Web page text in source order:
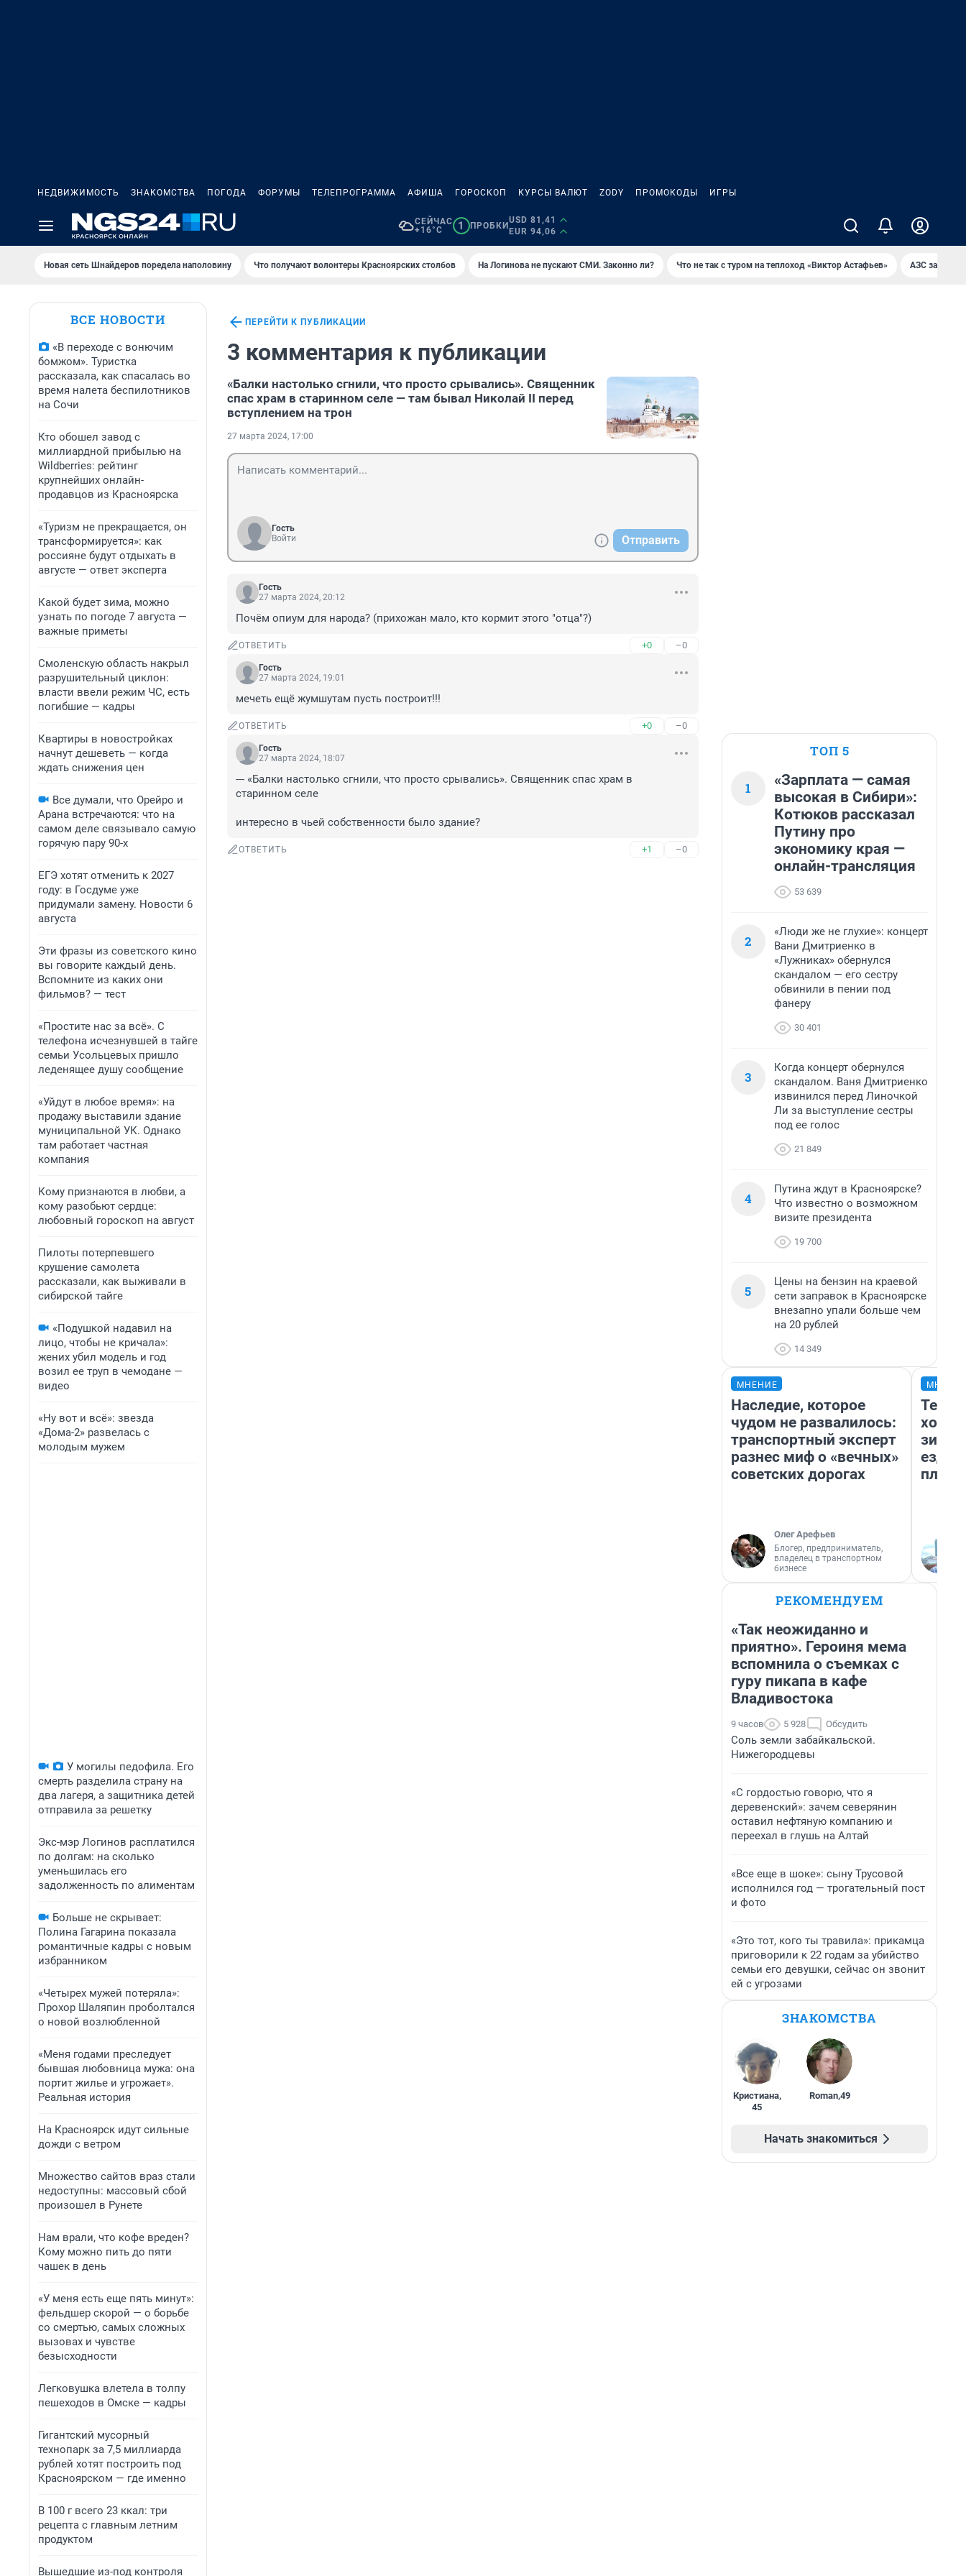
НЕДВИЖИМОСТЬ ЗНАКОМСТВА ПОГОДА ФОРУМЫ ТЕЛЕПРОГРАММА АФИША ГОРОСКОП КУРСЫ ВАЛЮТ ZODY ПРОМОКОДЫ ИГРЫ
СЕЙЧАС
+16°C
1 ПРОБКИ
USD 81,41
EUR 94,06
Новая сеть Шнайдеров поредела наполовину Что получают волонтеры Красноярских столбов На Логинова не пускают СМИ. Законно ли? Что не так с туром на теплоход «Виктор Астафьев» AЗС
ВСЕ НОВОСТИ
«В переходе с вонючим
бомжом». Туристка
рассказала, как спасалась во
время налета беспилотников
на Сочи
Кто обошел завод с
миллиардной прибылью на
Wildberries: рейтинг
крупнейших онлайн-
продавцов из Красноярска
«Туризм не прекращается, он
трансформируется»: как
россияне будут отдыхать в
августе — ответ эксперта
Какой будет зима, можно
узнать по погоде 7 августа —
важные приметы
Смоленскую область накрыл
разрушительный циклон:
власти ввели режим ЧС, есть
погибшие — кадры
Квартиры в новостройках
начнут дешеветь — когда
ждать снижения цен
Все думали, что Орейро и
Арана встречаются: что на
самом деле связывало самую
горячую пару 90-х
ЕГЭ хотят отменить к 2027
году: в Госдуме уже
придумали замену. Новости 6
августа
Эти фразы из советского кино
вы говорите каждый день.
Вспомните из каких они
фильмов? — тест
«Простите нас за всё». С
телефона исчезнувшей в тайге
семьи Усольцевых пришло
леденящее душу сообщение
«Уйдут в любое время»: на
продажу выставили здание
муниципальной УК. Однако
там работает частная
компания
Кому признаются в любви, а
кому разобьют сердце:
любовный гороскоп на август
Пилоты потерпевшего
крушение самолета
рассказали, как выживали в
сибирской тайге
«Подушкой надавил на
лицо, чтобы не кричала»:
жених убил модель и год
возил ее труп в чемодане —
видео
«Ну вот и всё»: звезда
«Дома-2» развелась с
молодым мужем
У могилы педофила. Его
смерть разделила страну на
два лагеря, а защитника детей
отправила за решетку
Экс-мэр Логинов расплатился
по долгам: на сколько
уменьшилась его
задолженность по алиментам
Больше не скрывает:
Полина Гагарина показала
романтичные кадры с новым
избранником
«Четырех мужей потеряла»:
Прохор Шаляпин проболтался
о новой возлюбленной
«Меня годами преследует
бывшая любовница мужа: она
портит жилье и угрожает».
Реальная история
На Красноярск идут сильные
дожди с ветром
Множество сайтов враз стали
недоступны: массовый сбой
произошел в Рунете
Нам врали, что кофе вреден?
Кому можно пить до пяти
чашек в день
«У меня есть еще пять минут»:
фельдшер скорой — о борьбе
со смертью, самых сложных
вызовах и чувстве
безысходности
Легковушка влетела в толпу
пешеходов в Омске — кадры
Гигантский мусорный
технопарк за 7,5 миллиарда
рублей хотят построить под
Красноярском — где именно
В 100 г всего 23 ккал: три
рецепта с главным летним
продуктом
Вышедшие из-под контроля
ПЕРЕЙТИ К ПУБЛИКАЦИИ
3 комментария к публикации
«Балки настолько сгнили, что просто срывались». Священник
спас храм в старинном селе — там бывал Николай II перед
вступлением на трон
27 марта 2024, 17:00
Гость
Войти
Отправить
Гость
27 марта 2024, 20:12
Почём опиум для народа? (прихожан мало, кто кормит этого "отца"?)
ОТВЕТИТЬ +0 –0
Гость
27 марта 2024, 19:01
мечеть ещё жумшутам пусть построит!!!
ОТВЕТИТЬ +0 –0
Гость
27 марта 2024, 18:07
--- «Балки настолько сгнили, что просто срывались». Священник спас храм в
старинном селе
интересно в чьей собственности было здание?
ОТВЕТИТЬ +1 –0
ТОП 5
1
«Зарплата — самая
высокая в Сибири»:
Котюков рассказал
Путину про
экономику края —
онлайн-трансляция
53 639
2
«Люди же не глухие»: концерт
Вани Дмитриенко в
«Лужниках» обернулся
скандалом — его сестру
обвинили в пении под
фанеру
30 401
3
Когда концерт обернулся
скандалом. Ваня Дмитриенко
извинился перед Линочкой
Ли за выступление сестры
под ее голос
21 849
4
Путина ждут в Красноярске?
Что известно о возможном
визите президента
19 700
5
Цены на бензин на краевой
сети заправок в Красноярске
внезапно упали больше чем
на 20 рублей
14 349
МНЕНИЕ
Наследие, которое
чудом не развалилось:
транспортный эксперт
разнес миф о «вечных»
советских дорогах
Олег Арефьев
Блогер, предприниматель,
владелец в транспортном
бизнесе
ездит
РЕКОМЕНДУЕМ
«Так неожиданно и
приятно». Героиня мема
вспомнила о съемках с
гуру пикапа в кафе
Владивостока
9 часов 5 928 Обсудить
Соль земли забайкальской.
Нижегородцевы
«С гордостью говорю, что я
деревенский»: зачем северянин
оставил нефтяную компанию и
переехал в глушь на Алтай
«Все еще в шоке»: сыну Трусовой
исполнился год — трогательный пост
и фото
«Это тот, кого ты травила»: прикамца
приговорили к 22 годам за убийство
семьи его девушки, сейчас он звонит
ей с угрозами
ЗНАКОМСТВА
Кристиана,
45
Roman,49
Начать знакомиться